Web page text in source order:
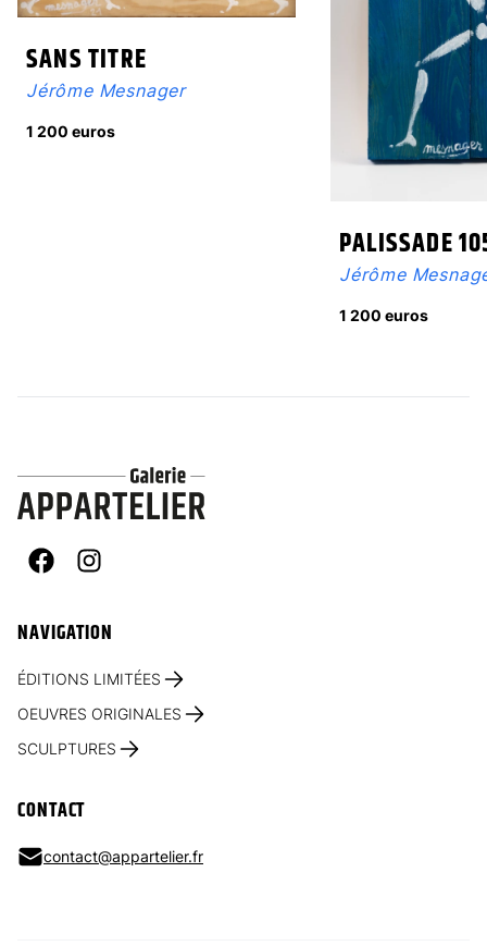
SANS TITRE
Jérôme Mesnager
1 200 euros
PALISSADE
Jérôme
1 200 euros
FacebookInstagram
NAVIGATION
ÉDITIONS LIMITÉES
OEUVRES ORIGINALES
SCULPTURES
CONTACT
contact@appartelier.fr